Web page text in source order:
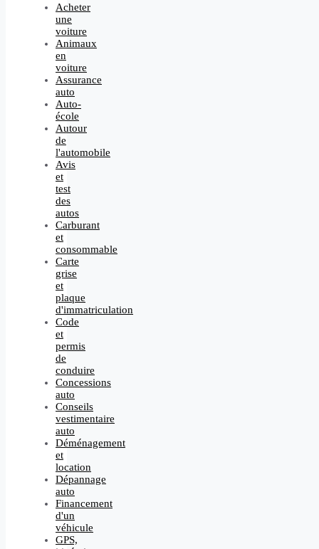
Acheter
une
voiture
Animaux
en
voiture
Assurance
auto
Auto-
école
Autour
de
l'automobile
Avis
et
test
des
autos
Carburant
et
consommable
Carte
grise
et
plaque
d'immatriculation
Code
et
permis
de
conduire
Concessions
auto
Conseils
vestimentaire
auto
Déménagement
et
location
Dépannage
auto
Financement
d'un
véhicule
GPS,